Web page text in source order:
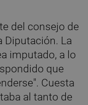
del consejo de
Diputación. La
imputado, a lo
que
Cuesta
al tanto de